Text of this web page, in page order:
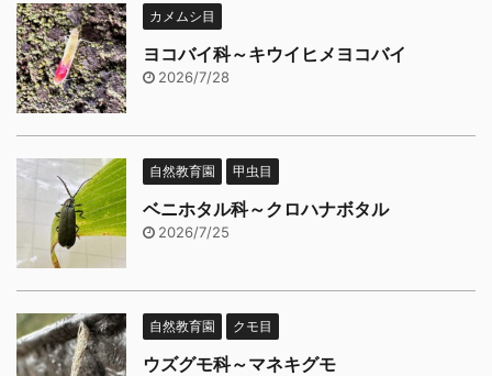
カメムシ目
ヨコバイ科～キウイヒメヨコバイ
2026/7/28
自然教育園 甲虫目
ベニホタル科～クロハナボタル
2026/7/25
自然教育園 クモ目
ウズグモ科～マネキグモ